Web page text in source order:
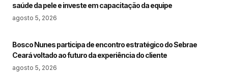
saúde da pele e investe em capacitação da equipe
agosto 5, 2026
Bosco Nunes participa de encontro estratégico do Sebrae
Ceará voltado ao futuro da experiência do cliente
agosto 5, 2026